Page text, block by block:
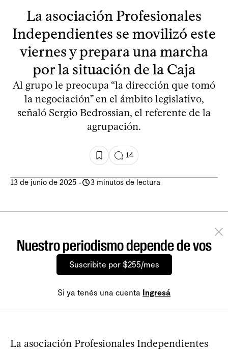
La asociación Profesionales
Independientes se movilizó este
viernes y prepara una marcha
por la situación de la Caja
Al grupo le preocupa “la dirección que tomó
la negociación” en el ámbito legislativo,
señaló Sergio Bedrossian, el referente de la
agrupación.
14
13 de junio de 2025 - 3 minutos de lectura
Nuestro periodismo depende de vos
Suscribite por $255/mes
Si ya tenés una cuenta Ingresá
La asociación Profesionales Independientes